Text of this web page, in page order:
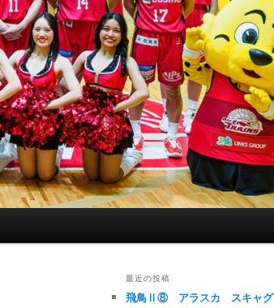
最近の投稿
飛鳥Ⅱ⑧ アラスカ スキャグ